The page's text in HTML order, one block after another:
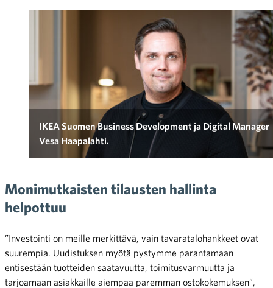
IKEA Suomen Business Development ja Digital Manager
Vesa Haapalahti.
Monimutkaisten tilausten hallinta
helpottuu
”Investointi on meille merkittävä, vain tavaratalohankkeet ovat
suurempia. Uudistuksen myötä pystymme parantamaan
entisestään tuotteiden saatavuutta, toimitusvarmuutta ja
tarjoamaan asiakkaille aiempaa paremman ostokokemuksen”,